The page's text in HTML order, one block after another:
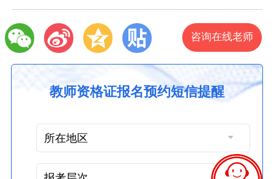
咨询在线老师
教师资格证报名预约短信提醒